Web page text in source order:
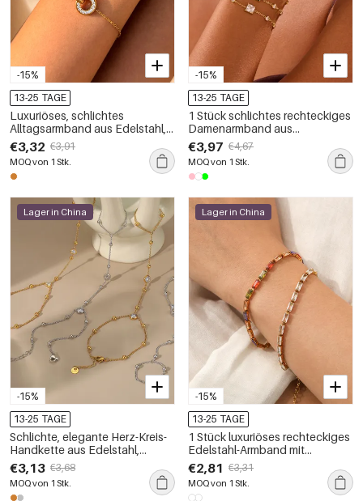
-15%
13-25 TAGE
Luxuriöses, schlichtes
Alltagsarmband aus Edelstahl,
wasserdicht, goldfarben, mit
Kette für Damen
€3,32 €3,91
MOQ von 1 Stk.
-15%
13-25 TAGE
1 Stück schlichtes rechteckiges
Damenarmband aus
wasserdichtem Edelstahl mit
Zirkonia-Besatz
€3,97 €4,67
MOQ von 1 Stk.
-15%
Lager in China
13-25 TAGE
Schlichte, elegante Herz-Kreis-
Handkette aus Edelstahl,
wasserdicht, goldfarben, mit
Zirkonia
€3,13 €3,68
MOQ von 1 Stk.
-15%
Lager in China
13-25 TAGE
1 Stück luxuriöses rechteckiges
Edelstahl-Armband mit
wasserdichtem Zirkonia für
Damen
€2,81 €3,31
MOQ von 1 Stk.